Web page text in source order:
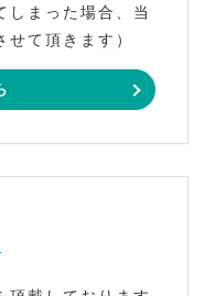
しまった場合、当
て頂きます）